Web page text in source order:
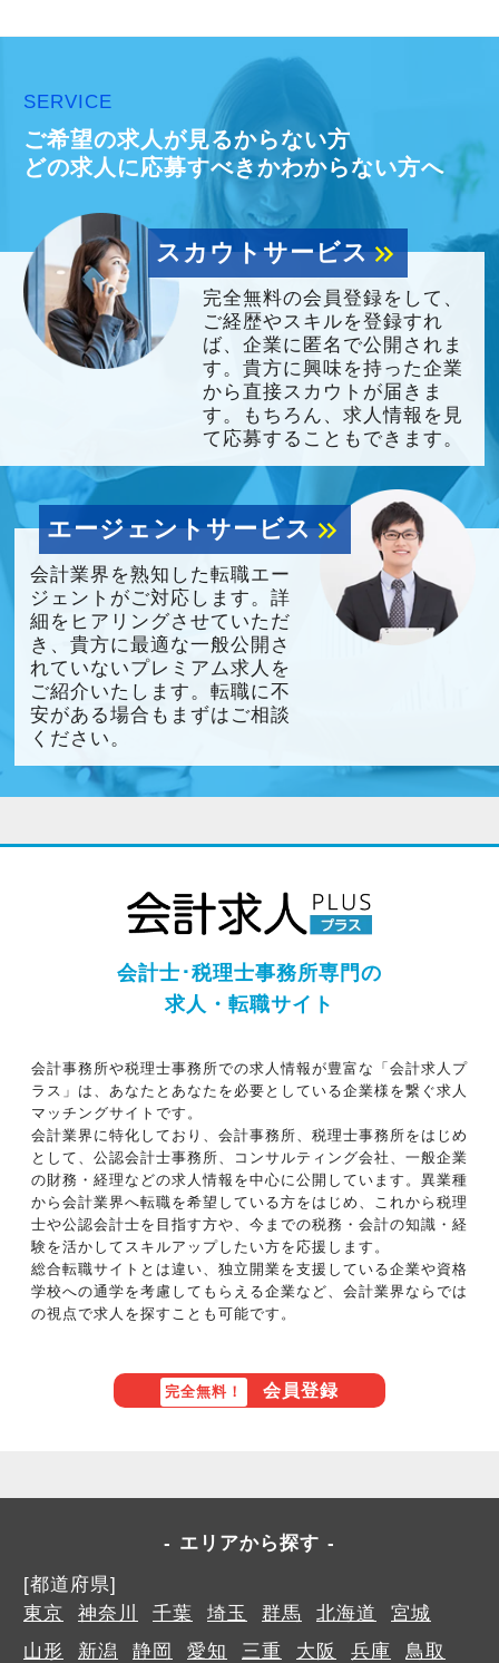
SERVICE
ご希望の求人が見るからない方
どの求人に応募すべきかわからない方へ
スカウトサービスkeyboard_double_arrow_right
完全無料の会員登録をして、
ご経歴やスキルを登録すれ
ば、企業に匿名で公開されま
す。貴方に興味を持った企業
から直接スカウトが届きま
す。もちろん、求人情報を見
て応募することもできます。
エージェントサービスkeyboard_double_arrow_right
会計業界を熟知した転職エー
ジェントがご対応します。詳
細をヒアリングさせていただ
き、貴方に最適な一般公開さ
れていないプレミアム求人を
ご紹介いたします。転職に不
安がある場合もまずはご相談
ください。
会計士･税理士事務所専門の
求人・転職サイト
会計事務所や税理士事務所での求人情報が豊富な「会計求人プ
ラス」は、あなたとあなたを必要としている企業様を繋ぐ求人
マッチングサイトです。
会計業界に特化しており、会計事務所、税理士事務所をはじめ
として、公認会計士事務所、コンサルティング会社、一般企業
の財務・経理などの求人情報を中心に公開しています。異業種
から会計業界へ転職を希望している方をはじめ、これから税理
士や公認会計士を目指す方や、今までの税務・会計の知識・経
験を活かしてスキルアップしたい方を応援します。
総合転職サイトとは違い、独立開業を支援している企業や資格
学校への通学を考慮してもらえる企業など、会計業界ならでは
の視点で求人を探すことも可能です。
完全無料！ 会員登録
エリアから探す
[都道府県]
東京
神奈川 千葉 埼玉 群馬 北海道
宮城
山形
新潟 静岡 愛知 三重 大阪 兵庫
鳥取